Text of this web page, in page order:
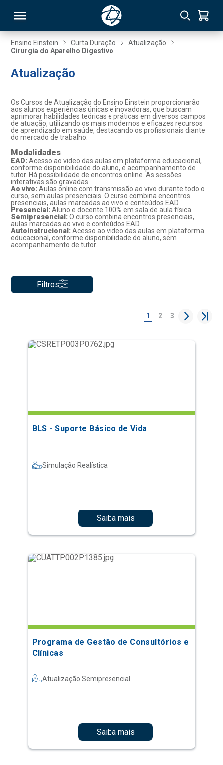
Ensino Einstein Curta Duração
Atualização
Cirurgia do Aparelho Digestivo
Atualização
Os Cursos de Atualização do Ensino Einstein proporcionarão
aos alunos experiências únicas e inovadoras, que buscam
aprimorar habilidades teóricas e práticas em diversos campos
de atuação, utilizando os mais modernos e eficazes recursos
de aprendizado em saúde, destacando os profissionais diante
do mercado de trabalho.
Modalidades
EAD:Acesso ao video das aulas em plataforma educacional,
conforme disponibilidade do aluno, e acompanhamento de
tutor. Há possibilidade de encontros online. As sessões
interativas são gravadas.
Ao vivo: Aulas online com transmissão ao vivo durante todo o
curso, sem aulas presenciais. O curso combina encontros
presenciais, aulas marcadas ao vivo e conteúdos EAD.
Presencial:Aluno e docente 100% em sala de aula física.
Semipresencial:O curso combina encontros presenciais,
aulas marcadas ao vivo e conteúdos EAD.
Autoinstrucional:Acesso ao video das aulas em plataforma
educacional, conforme disponibilidade do aluno, sem
acompanhamento de tutor.
Filtros
1 2 3
BLS - Suporte Básico de Vida
Simulação Realística
Saiba mais
Programa de Gestão de Consultórios e
Clínicas
Atualização Semipresencial
Saiba mais